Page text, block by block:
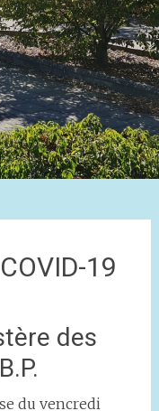
19
des
du vencredi